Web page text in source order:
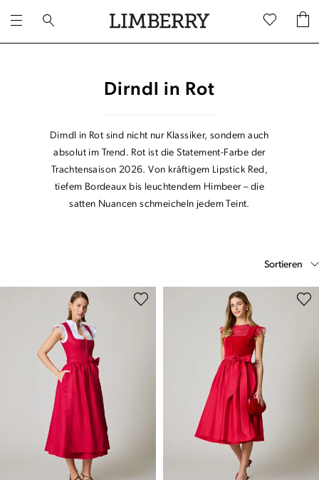
Dirndl in Rot
Dirndl in Rot sind nicht nur Klassiker, sondern auch
absolut im Trend. Rot ist die Statement-Farbe der
Trachtensaison 2026. Von kräftigem Lipstick Red,
tiefem Bordeaux bis leuchtendem Himbeer – die
satten Nuancen schmeicheln jedem Teint.
Sortieren